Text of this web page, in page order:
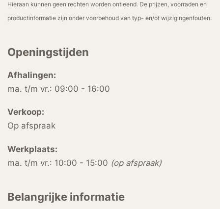
Hieraan kunnen geen rechten worden ontleend. De prijzen, voorraden en
productinformatie zijn onder voorbehoud van typ- en/of wijzigingenfouten.
Openingstijden
Afhalingen:
ma. t/m vr.: 09:00 - 16:00
Verkoop:
Op afspraak
Werkplaats:
ma. t/m vr.: 10:00 - 15:00 (op afspraak)
Belangrijke informatie